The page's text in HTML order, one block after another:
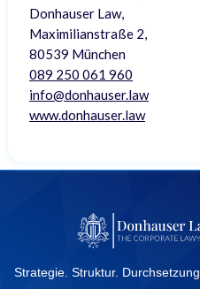
Donhauser Law,
Maximilianstraße 2,
80539 München
089 250 061 960
info@donhauser.law
www.donhauser.law
Strategie. Struktur. Durchsetzung.